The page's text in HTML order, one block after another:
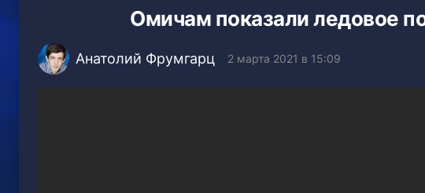
Омичам показали ледовое
Анатолий Фрумгарц 2 марта 2021 в 15:09